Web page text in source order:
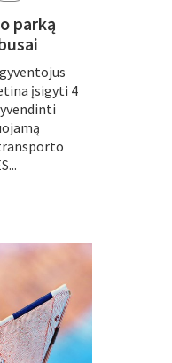
parką
įsigyti 4